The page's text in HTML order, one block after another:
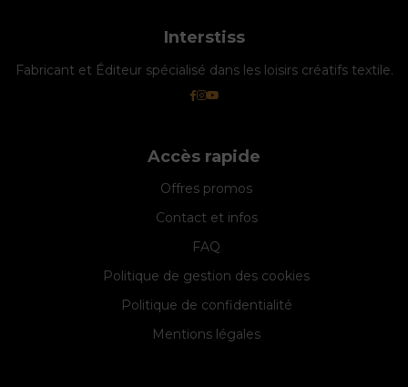
Interstiss
Fabricant et Éditeur spécialisé dans les loisirs créatifs textile.
Accès rapide
Offres promos
Contact et infos
FAQ
Politique de gestion des cookies
Politique de confidentialité
Mentions légales